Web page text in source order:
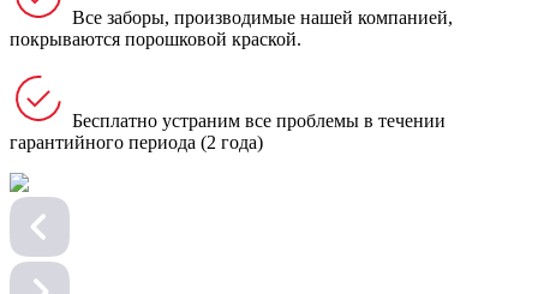
Все заборы, производимые нашей компанией,
покрываются порошковой краской.
Бесплатно устраним все проблемы в течении
гарантийного периода (2 года)